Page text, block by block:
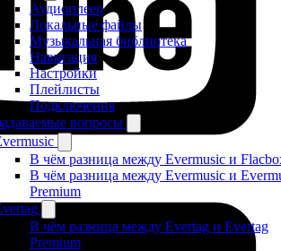
Аудиоплеер
Локальные файлы
Музыкальная библиотека
Навигация
Настройки
Плейлисты
Подключения
вопросы
В чём разница между Evermusic и
В чём разница между Evermusic и
Premium
В чём разница между Evertag и Evertag
Premium